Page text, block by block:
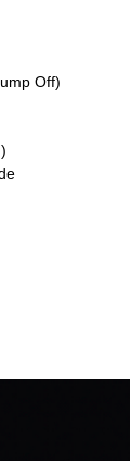
Off)